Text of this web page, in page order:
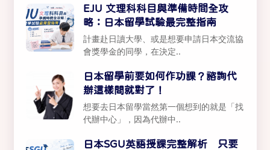
EJU 文理科科目與準備時間全攻
略：日本留學試驗最完整指南
計畫赴日讀大學、或是想要申請日本交流協
會獎學金的同學，在決定..
日本留學前要如何作功課？諮詢代
辦這樣問就對了！
想要去日本留學當然第一個想到的就是「找
代辦中心」，因為代辦中..
日本SGU英語授課完整解析 只要